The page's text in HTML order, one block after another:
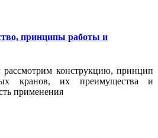
принципы работы и
конструкцию, принцип
кранов, их преимущества и
применения